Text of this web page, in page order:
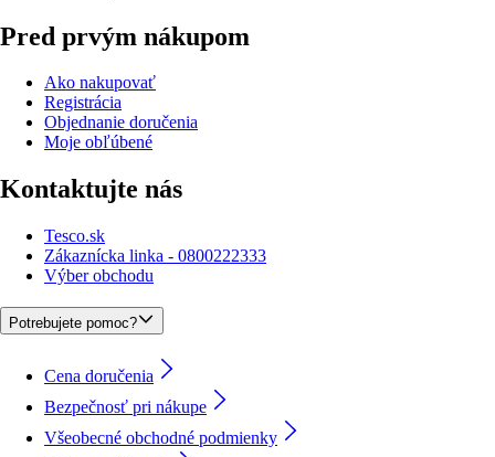
Pred prvým nákupom
Ako nakupovať
Registrácia
Objednanie doručenia
Moje obľúbené
Kontaktujte nás
Tesco.sk
Zákaznícka linka - 0800222333
Výber obchodu
Potrebujete pomoc?
Cena doručenia
Bezpečnosť pri nákupe
Všeobecné obchodné podmienky